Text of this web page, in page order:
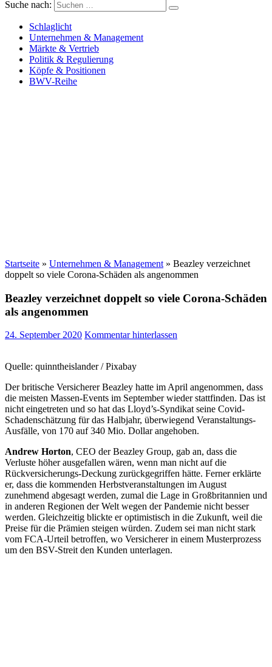
Versicherungswirtschaft-heute
Suche nach:
Schlaglicht
Unternehmen & Management
Märkte & Vertrieb
Politik & Regulierung
Köpfe & Positionen
BWV-Reihe
Startseite » Unternehmen & Management » Beazley verzeichnet
doppelt so viele Corona-Schäden als angenommen
Beazley verzeichnet doppelt so viele Corona-Schäden
als angenommen
24. September 2020 Kommentar hinterlassen
Quelle: quinntheislander / Pixabay
Der britische Versicherer Beazley hatte im April angenommen, dass
die meisten Massen-Events im September wieder stattfinden. Das ist
nicht eingetreten und so hat das Lloyd’s-Syndikat seine Covid-
Schadenschätzung für das Halbjahr, überwiegend Veranstaltungs-
Ausfälle, von 170 auf 340 Mio. Dollar angehoben.
Andrew Horton, CEO der Beazley Group, gab an, dass die
Verluste höher ausgefallen wären, wenn man nicht auf die
Rückversicherungs-Deckung zurückgegriffen hätte. Ferner erklärte
er, dass die kommenden Herbstveranstaltungen im August
zunehmend abgesagt werden, zumal die Lage in Großbritannien und
in anderen Regionen der Welt wegen der Pandemie nicht besser
werden. Gleichzeitig blickte er optimistisch in die Zukunft, weil die
Preise für die Prämien steigen würden. Zudem sei man nicht stark
vom FCA-Urteil betroffen, wo Versicherer in einem Musterprozess
um den BSV-Streit den Kunden unterlagen.